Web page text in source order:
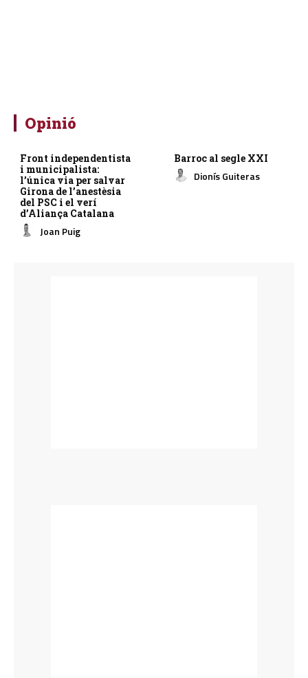
Opinió
Front independentista
i municipalista:
l’única via per salvar
Girona de l’anestèsia
del PSC i el verí
d’Aliança Catalana
Joan Puig
Barroc al segle XXI
Dionís Guiteras